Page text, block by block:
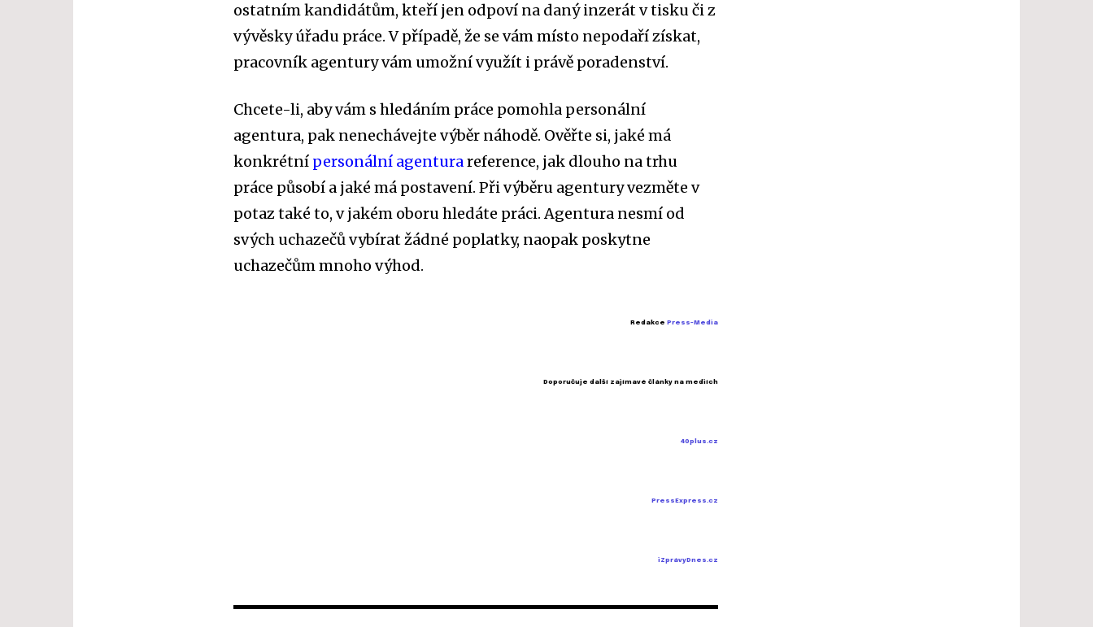
ostatním kandidátům, kteří jen odpoví na daný inzerát v tisku či z
vývěsky úřadu práce. V případě, že se vám místo nepodaří získat,
pracovník agentury vám umožní využít i právě poradenství.
Chcete-li, aby vám s hledáním práce pomohla personální
agentura, pak nenechávejte výběr náhodě. Ověřte si, jaké má
konkrétní personální agenturareference, jak dlouho na trhu
práce působí a jaké má postavení. Při výběru agentury vezměte v
potaz také to, v jakém oboru hledáte práci. Agentura nesmí od
svých uchazečů vybírat žádné poplatky, naopak poskytne
uchazečům mnoho výhod.
Redakce Press-Media
Doporučuje další zajímavé články na mediích
40plus.cz
PressExpress.cz
iZprávyDnes.cz